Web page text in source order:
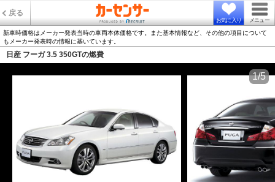
戻る
お気に入り メニュー
新車時価格はメーカー発表当時の車両本体価格です。また基本情報など、その他の項目について
もメーカー発表時の情報に基いています。
日産 フーガ 3.5 350GTの燃費
1/5